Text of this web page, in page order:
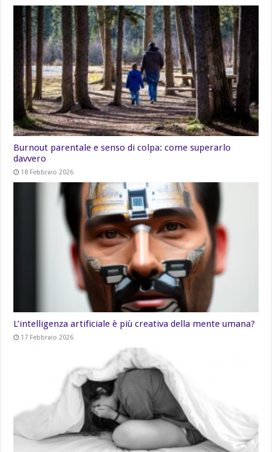
Burnout parentale e senso di colpa: come superarlo
davvero
18 Febbraio 2026
L’intelligenza artificiale è più creativa della mente umana?
17 Febbraio 2026